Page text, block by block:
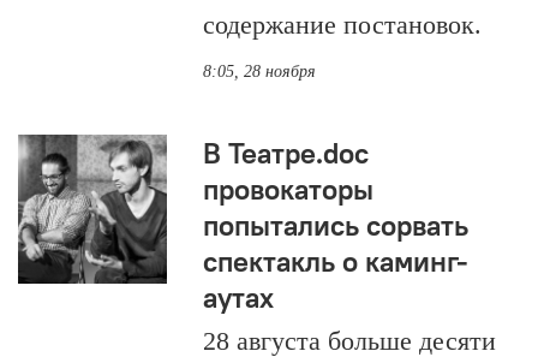
содержание постановок.
8:05, 28 ноября
В Театре.doc
провокаторы
попытались сорвать
спектакль о каминг-
аутах
28 августа больше десяти